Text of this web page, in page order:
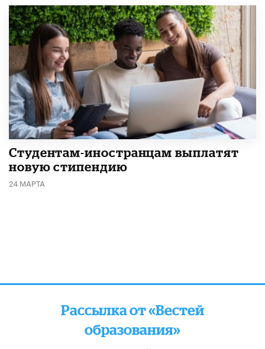
Студентам-иностранцам выплатят
новую стипендию
24 МАРТА
Рассылка от «Вестей
образования»